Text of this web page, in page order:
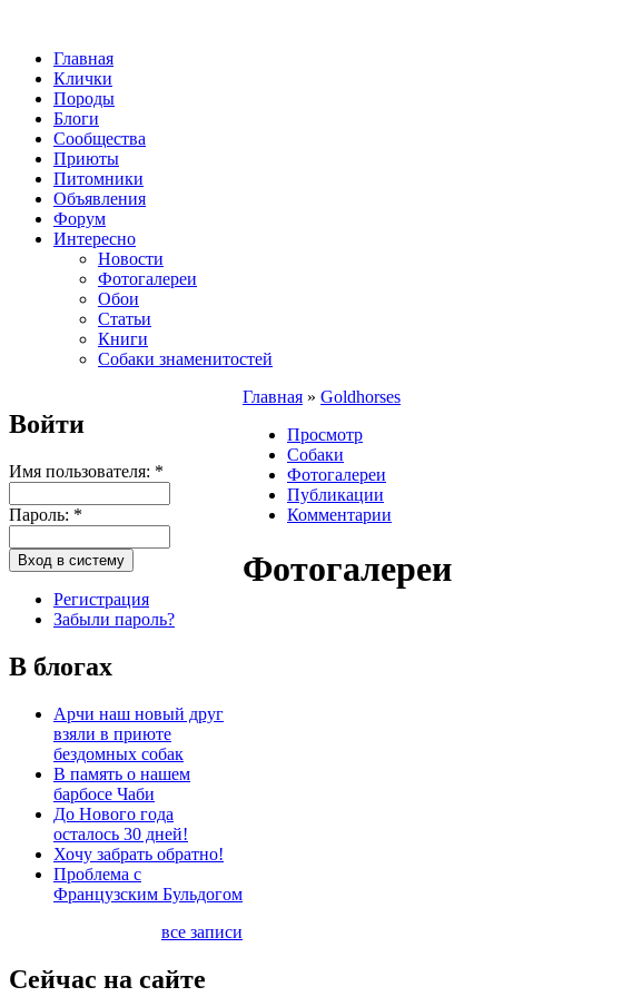
Главная
Клички
Породы
Блоги
Сообщества
Приюты
Питомники
Объявления
Форум
Интересно
Новости
Фотогалереи
Обои
Статьи
Книги
Собаки знаменитостей
Войти
Имя пользователя: *
Пароль: *
Регистрация
Забыли пароль?
В блогах
Арчи наш новый друг
взяли в приюте
бездомных собак
В память о нашем
барбосе Чаби
До Нового года
осталось 30 дней!
Хочу забрать обратно!
Проблема с
Французским Бульдогом
все записи
Сейчас на сайте
Главная » Goldhorses
Просмотр
Собаки
Фотогалереи
Публикации
Комментарии
Фотогалереи